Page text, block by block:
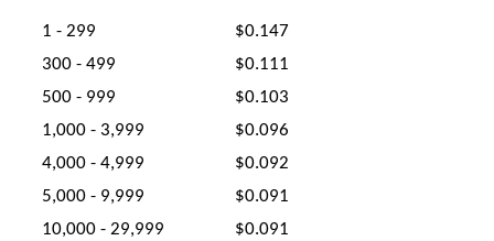
1 - 299
$0.147
300 - 499
$0.111
500 - 999
$0.103
1,000 - 3,999
$0.096
4,000 - 4,999
$0.092
5,000 - 9,999
$0.091
10,000 - 29,999
$0.091